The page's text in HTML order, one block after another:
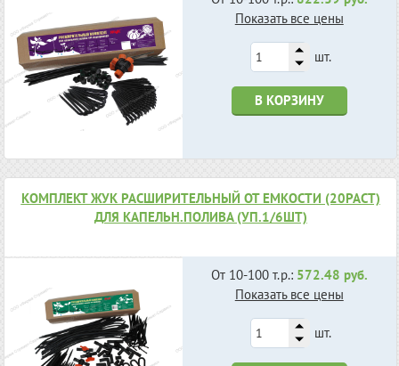
Показать все цены
шт.
В КОРЗИНУ
КОМПЛЕКТ ЖУК РАСШИРИТЕЛЬНЫЙ ОТ ЕМКОСТИ (20РАСТ)
ДЛЯ КАПЕЛЬН.ПОЛИВА (УП.1/6ШТ)
От 10-100 т.р.: 572.48 руб.
Показать все цены
шт.